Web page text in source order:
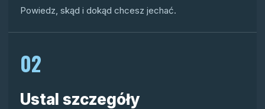
Powiedz, skąd i dokąd chcesz jechać.
02
Ustal szczegóły